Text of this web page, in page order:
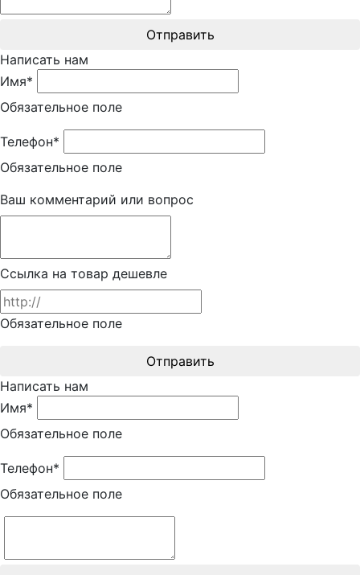
Отправить
Написать нам
Имя*
Обязательное поле
Телефон*
Обязательное поле
Ваш комментарий или вопрос
Ссылка на товар дешевле
Обязательное поле
Отправить
Написать нам
Имя*
Обязательное поле
Телефон*
Обязательное поле